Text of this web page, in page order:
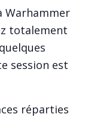
Warhammer
totalement
session est
réparties